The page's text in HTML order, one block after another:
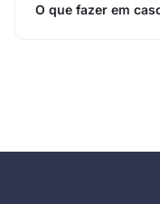
O que fazer em